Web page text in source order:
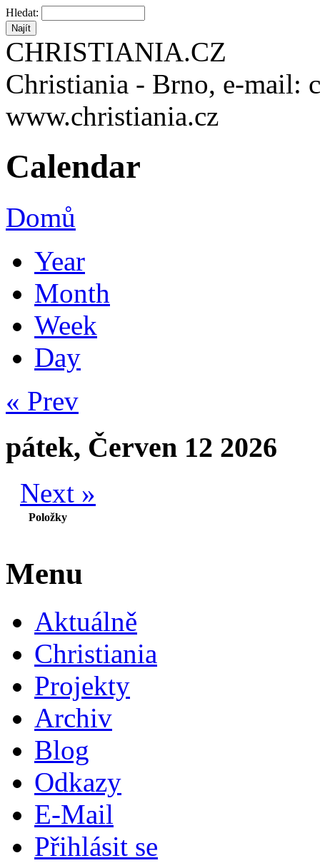
Hledat:
CHRISTIANIA.CZ
Christiania - Brno, e-mail:
www.christiania.cz
Calendar
Domů
Year
Month
Week
Day
« Prev
pátek, Červen 12 2026
Next »
Položky
Menu
Aktuálně
Christiania
Projekty
Archiv
Blog
Odkazy
E-Mail
Přihlásit se